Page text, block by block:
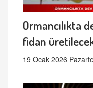
Ormancılıkta
fidan
19 Ocak 2026